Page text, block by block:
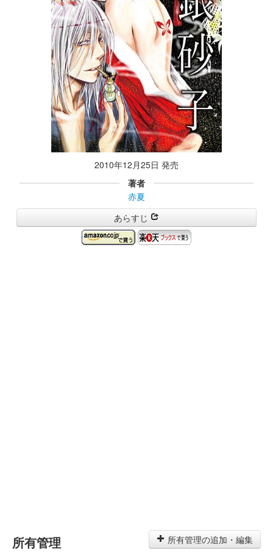
2010年12月25日 発売
著者
赤夏
あらすじ
所有管理 所有管理の追加・編集